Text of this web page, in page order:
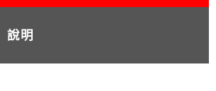
說明